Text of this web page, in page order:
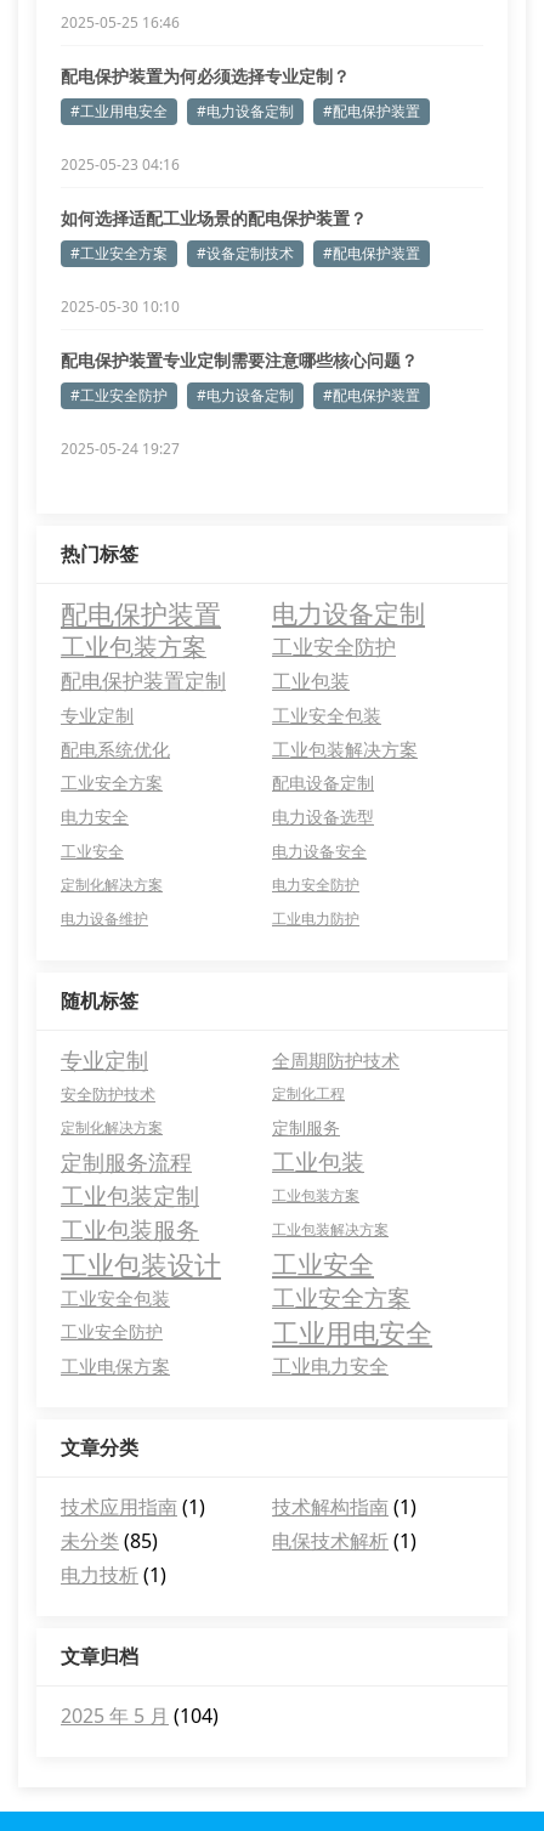
2025-05-25 16:46
配电保护装置为何必须选择专业定制？
#工业用电安全 #电力设备定制 #配电保护装置
2025-05-23 04:16
如何选择适配工业场景的配电保护装置？
#工业安全方案 #设备定制技术 #配电保护装置
2025-05-30 10:10
配电保护装置专业定制需要注意哪些核心问题？
#工业安全防护 #电力设备定制 #配电保护装置
2025-05-24 19:27
热门标签
配电保护装置 电力设备定制
工业包装方案
工业安全防护
配电保护装置定制
工业包装
专业定制
工业安全包装
配电系统优化
工业包装解决方案
工业安全方案
配电设备定制
电力安全
电力设备选型
工业安全 电力设备安全
定制化解决方案
电力安全防护
电力设备维护
工业电力防护
随机标签
专业定制 全周期防护技术
安全防护技术
定制化工程
定制化解决方案
定制服务
定制服务流程
工业包装
工业包装定制
工业包装方案
工业包装服务 工业包装解决方案
工业包装设计 工业安全
工业安全包装 工业安全方案
工业安全防护 工业用电安全
工业电保方案 工业电力安全
文章分类
技术应用指南(1) 技术解构指南(1)
未分类(85) 电保技术解析(1)
电力技析(1)
文章归档
2025 年 5 月 (104)